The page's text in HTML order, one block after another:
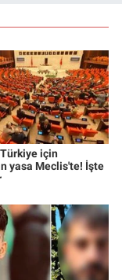
için
yasa Meclis'te! İşte